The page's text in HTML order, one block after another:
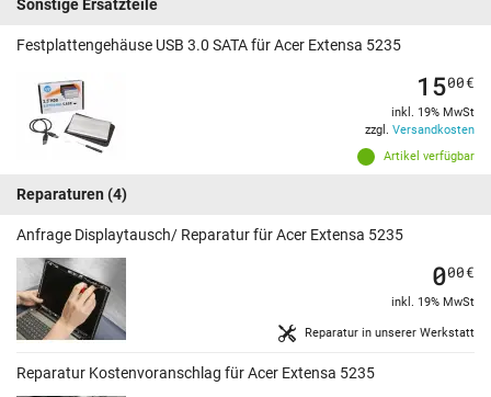
Sonstige Ersatzteile
Festplattengehäuse USB 3.0 SATA für Acer Extensa 5235
Artikel verfügbar
1500€
inkl. 19% MwSt
zzgl. Versandkosten
Reparaturen (4)
Anfrage Displaytausch/ Reparatur für Acer Extensa 5235
Reparatur in unserer Werkstatt
000€
inkl. 19% MwSt
Reparatur Kostenvoranschlag für Acer Extensa 5235